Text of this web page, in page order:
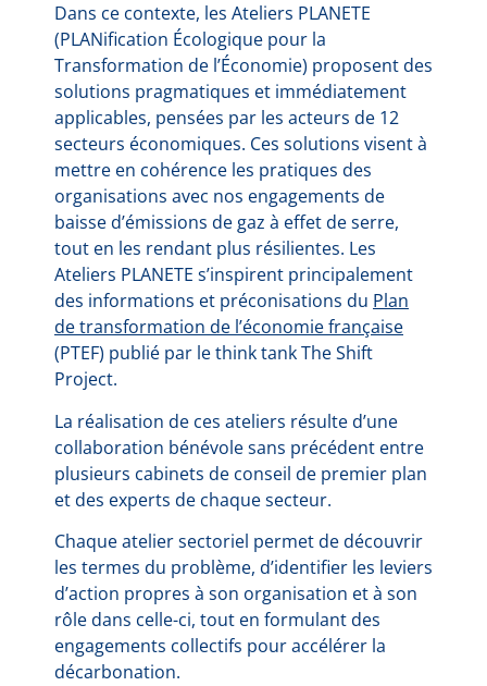
Dans ce contexte, les Ateliers PLANETE
(PLANification Écologique pour la
Transformation de l’Économie) proposent des
solutions pragmatiques et immédiatement
applicables, pensées par les acteurs de 12
secteurs économiques. Ces solutions visent à
mettre en cohérence les pratiques des
organisations avec nos engagements de
baisse d’émissions de gaz à effet de serre,
tout en les rendant plus résilientes. Les
Ateliers PLANETE s’inspirent principalement
des informations et préconisations du Plan
de transformation de l’économie française
(PTEF) publié par le think tank The Shift
Project.
La réalisation de ces ateliers résulte d’une
collaboration bénévole sans précédent entre
plusieurs cabinets de conseil de premier plan
et des experts de chaque secteur.
Chaque atelier sectoriel permet de découvrir
les termes du problème, d’identifier les leviers
d’action propres à son organisation et à son
rôle dans celle-ci, tout en formulant des
engagements collectifs pour accélérer la
décarbonation.